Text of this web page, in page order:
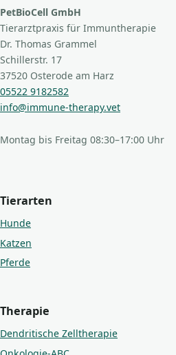
PetBioCell GmbH
Tierarztpraxis für Immuntherapie
Dr. Thomas Grammel
Schillerstr. 17
37520 Osterode am Harz
05522 9182582
info@immune-therapy.vet
Montag bis Freitag 08:30–17:00 Uhr
Tierarten
Hunde
Katzen
Pferde
Therapie
Dendritische Zelltherapie